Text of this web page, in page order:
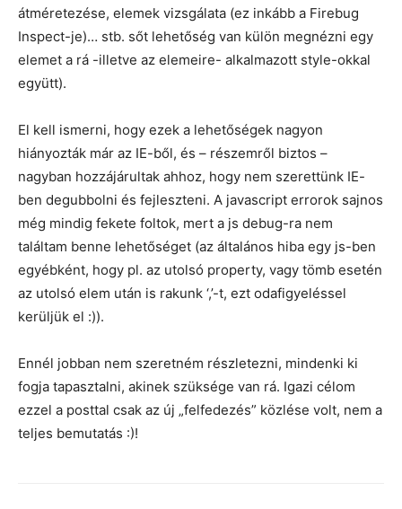
átméretezése, elemek vizsgálata (ez inkább a Firebug
Inspect-je)… stb. sőt lehetőség van külön megnézni egy
elemet a rá -illetve az elemeire- alkalmazott style-okkal
együtt).
El kell ismerni, hogy ezek a lehetőségek nagyon
hiányozták már az IE-ből, és – részemről biztos –
nagyban hozzájárultak ahhoz, hogy nem szerettünk IE-
ben degubbolni és fejleszteni. A javascript errorok sajnos
még mindig fekete foltok, mert a js debug-ra nem
találtam benne lehetőséget (az általános hiba egy js-ben
egyébként, hogy pl. az utolsó property, vagy tömb esetén
az utolsó elem után is rakunk ‘,’-t, ezt odafigyeléssel
kerüljük el :)).
Ennél jobban nem szeretném részletezni, mindenki ki
fogja tapasztalni, akinek szüksége van rá. Igazi célom
ezzel a posttal csak az új „felfedezés” közlése volt, nem a
teljes bemutatás :)!